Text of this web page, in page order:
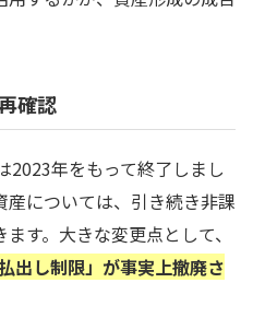
確認
2023年をもって終了しまし
については、引き続き非課
す。大きな変更点として、
出し制限」が事実上撤廃さ